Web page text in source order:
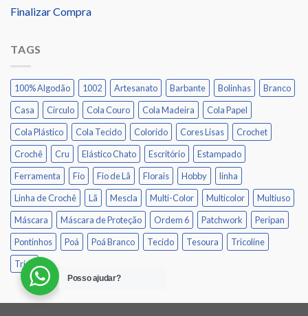
Finalizar Compra
TAGS
100% Algodão 1002 Artesanato Barbante Bolinhas
Branco
Casa
Circulo Cola Couro Cola Madeira
Cola Papel
Cola Plástico
Cola Tecido Colorido Cores Lisas
Crochet
Crochê
Cru Elástico Chato Escritório
Estampado
Ferramenta
Fio Fio de Lã Florais Hobby
linha
Linha de Crochê
Lã Mescla Multi-Color Multicolor
Multiuso
Máscara
Máscara de Proteção Ordem 6 Patchwork
Peripan
Pontinhos
Poá Poá Branco Tecido Tesoura
Tricoline
Tricô
Posso ajudar?